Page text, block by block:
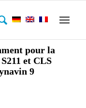
pour la
et CLS
9